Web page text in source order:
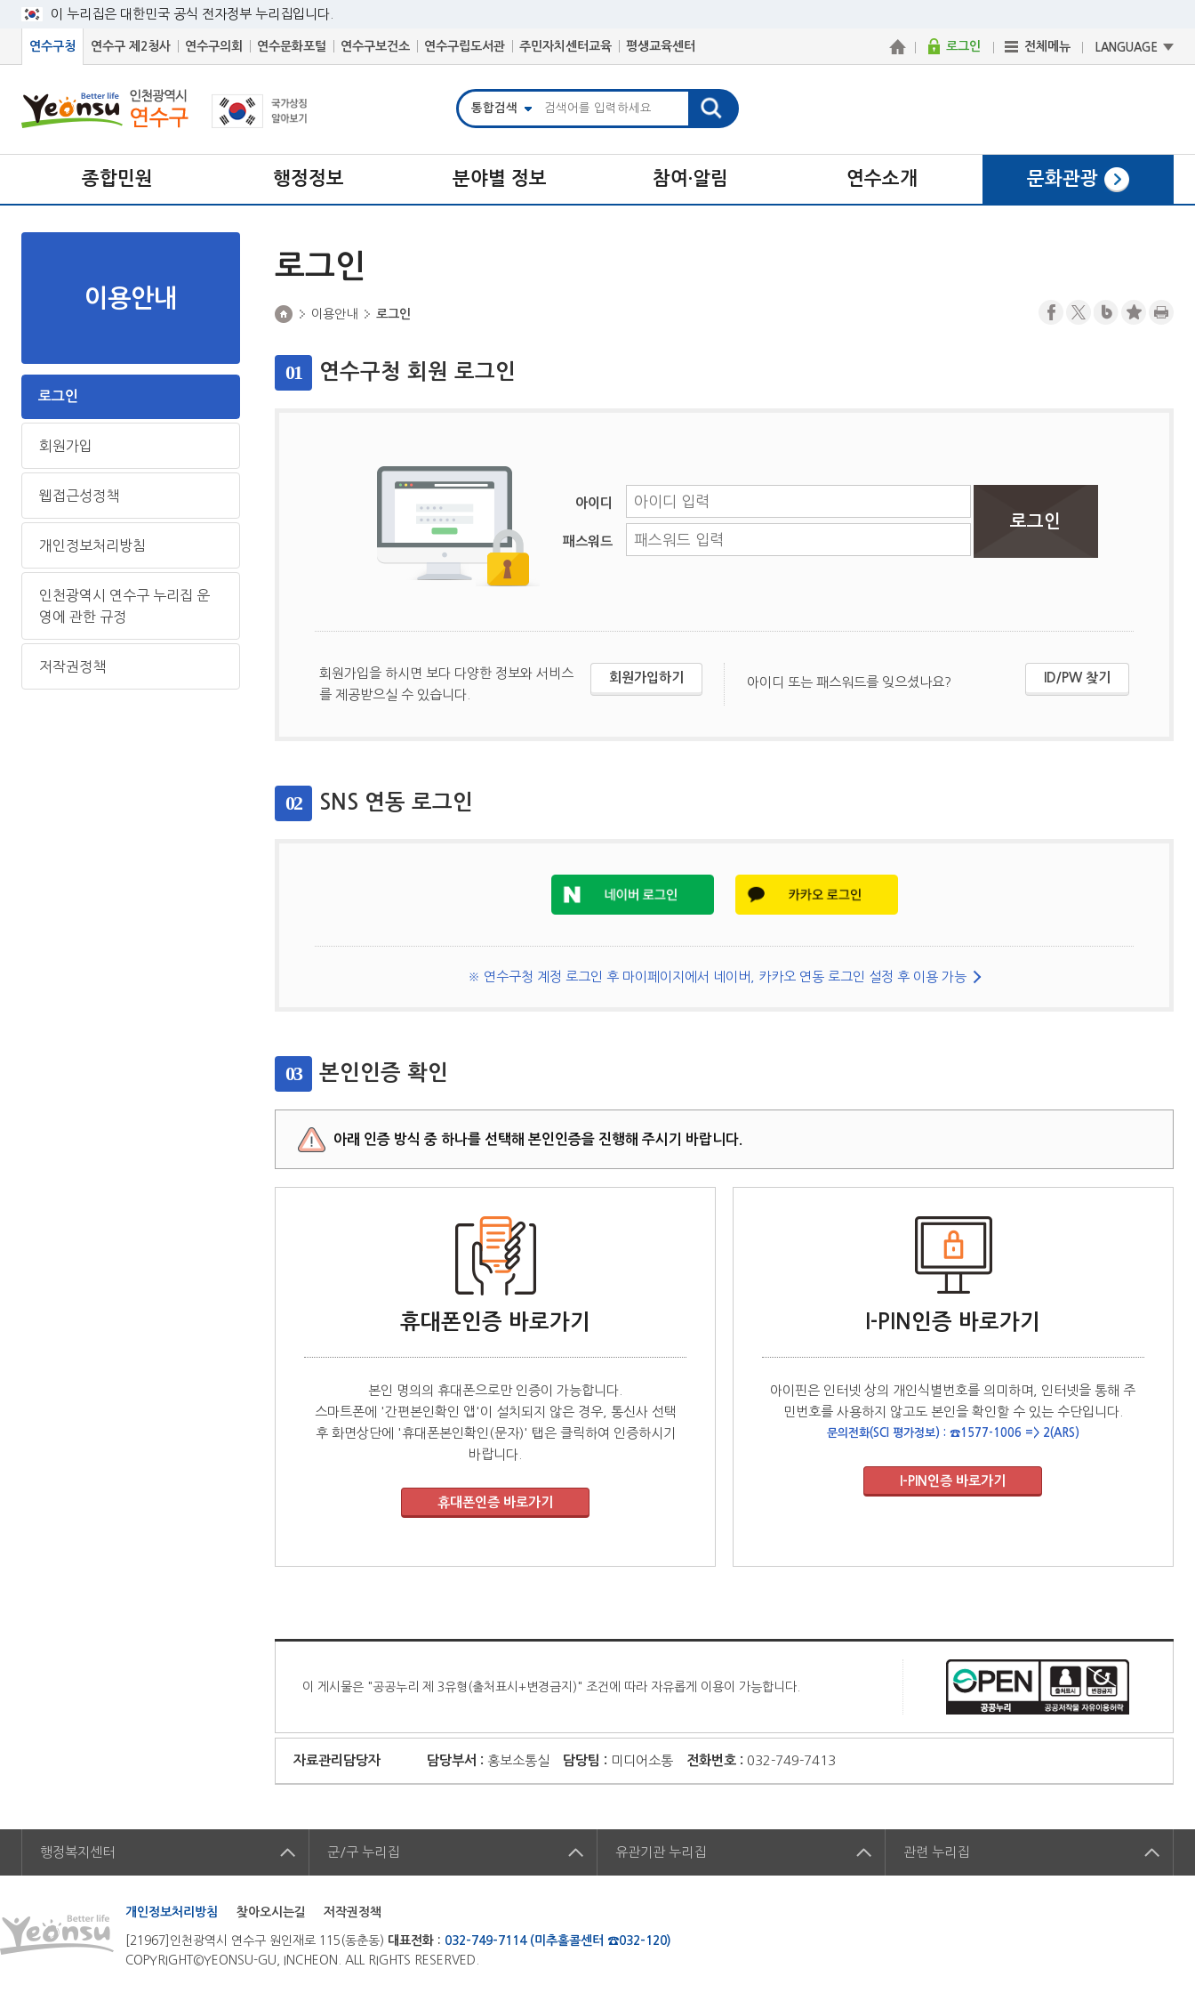
이 누리집은 대한민국 공식 전자정부 누리집입니다.
연수구청 연수구 제2청사 연수구의회 연수문화포털 연수구보건소 연수구립도서관 주민자치센터교육 평생교육센터 로그인 전체메뉴 LANGUAGE
종합민원 행정정보 분야별 정보 참여·알림 연수소개 문화관광
이용안내
로그인
회원가입
웹접근성정책
개인정보처리방침
인천광역시 연수구 누리집 운
영에 관한 규정
저작권정책
로그인
이용안내 로그인
01 연수구청 회원 로그인
아이디
패스워드
회원가입을 하시면 보다 다양한 정보와 서비스
를 제공받으실 수 있습니다.
회원가입하기 아이디 또는 패스워드를 잊으셨나요? ID/PW 찾기
02 SNS 연동 로그인
※ 연수구청 계정 로그인 후 마이페이지에서 네이버, 카카오 연동 로그인 설정 후 이용 가능
03 본인인증 확인
아래 인증 방식 중 하나를 선택해 본인인증을 진행해 주시기 바랍니다.
휴대폰인증 바로가기
본인 명의의 휴대폰으로만 인증이 가능합니다.
스마트폰에 '간편본인확인 앱'이 설치되지 않은 경우, 통신사 선택
후 화면상단에 '휴대폰본인확인(문자)' 탭은 클릭하여 인증하시기
바랍니다.
I-PIN인증 바로가기
아이핀은 인터넷 상의 개인식별번호를 의미하며, 인터넷을 통해 주
민번호를 사용하지 않고도 본인을 확인할 수 있는 수단입니다.
문의전화(SCI 평가정보) : ☎1577-1006 => 2(ARS)
이 게시물은 "공공누리 제 3유형(출처표시+변경금지)" 조건에 따라 자유롭게 이용이 가능합니다.
자료관리담당자 담당부서 : 홍보소통실 담당팀 : 미디어소통 전화번호 : 032-749-7413
행정복지센터 군/구 누리집 유관기관 누리집 관련 누리집
개인정보처리방침 찾아오시는길 저작권정책
[21967]인천광역시 연수구 원인재로 115(동춘동) 대표전화 : 032-749-7114 (미추홀콜센터 ☎032-120)
COPYRIGHT©YEONSU-GU, INCHEON. ALL RIGHTS RESERVED.